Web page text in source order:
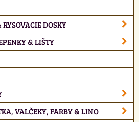
DOSKY
& LIŠTY
VALČEKY, FARBY & LINO